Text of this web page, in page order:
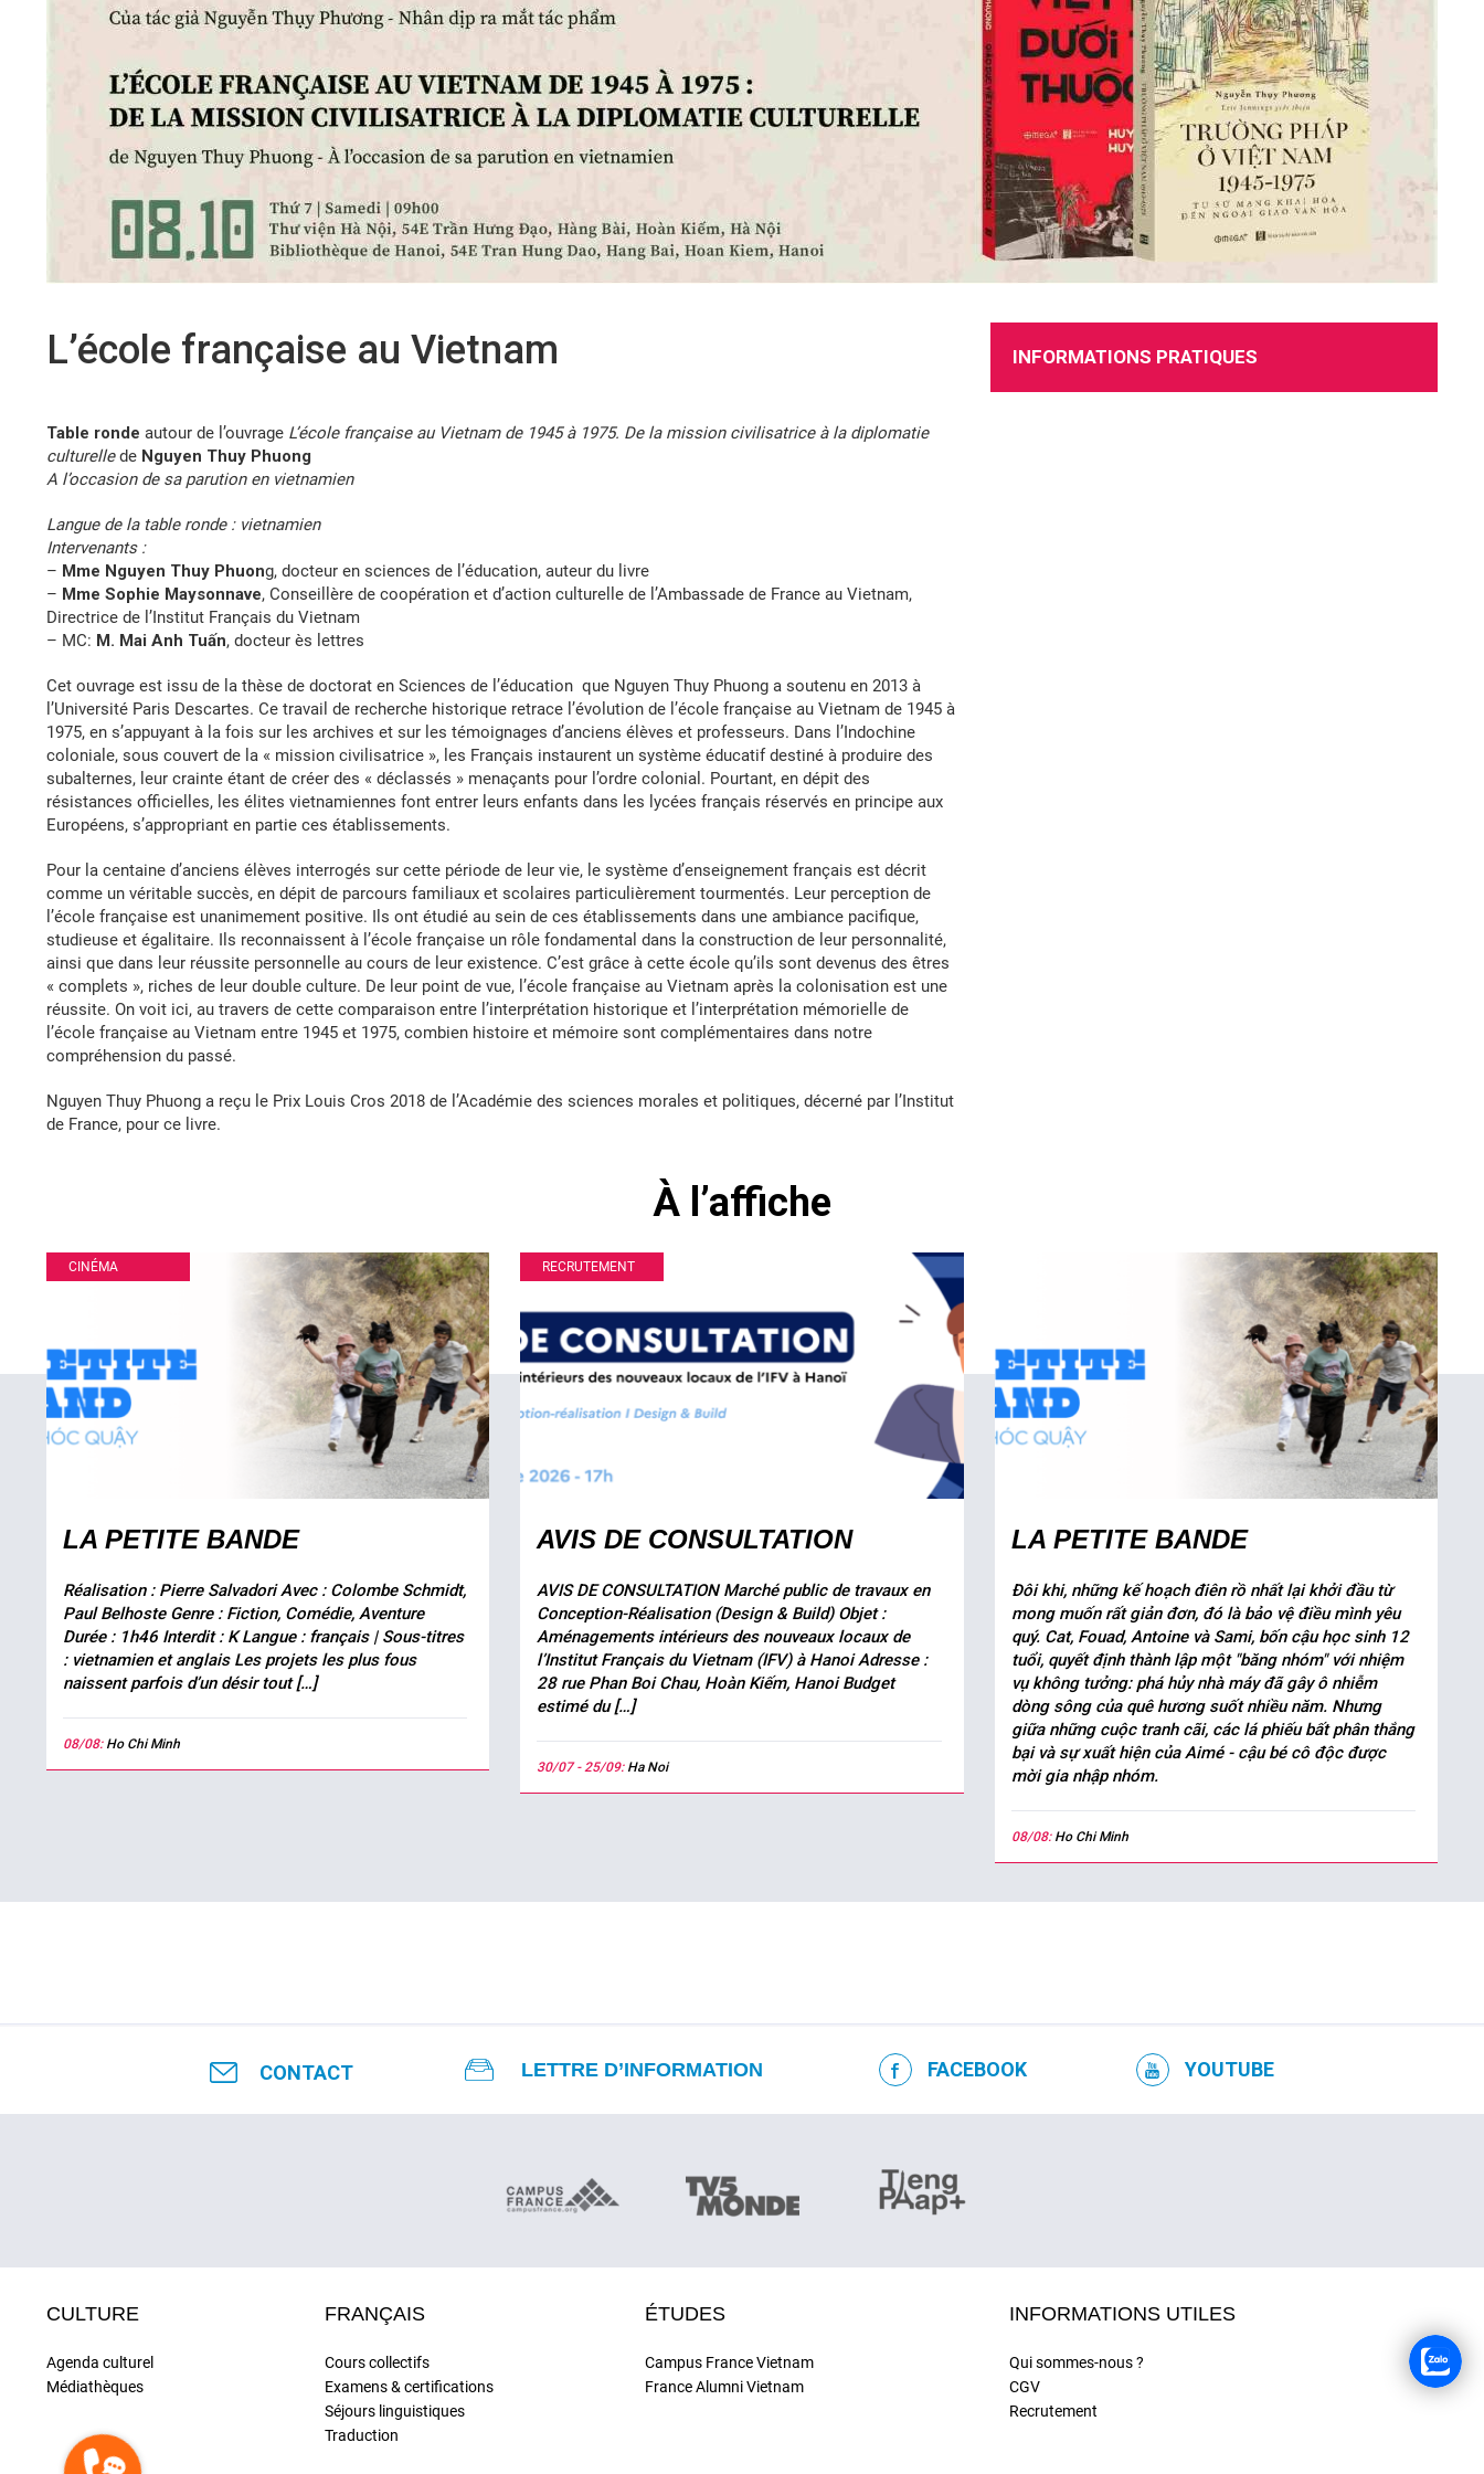
RECRUTEMENT
L’école française au Vietnam
Table ronde autour de l’ouvrage L’école française au Vietnam de 1945 à 1975. De la mission civilisatrice à la diplomatie
culturellede Nguyen Thuy Phuong
A l’occasion de sa parution en vietnamien
Langue de la table ronde : vietnamien
Intervenants :
– Mme Nguyen Thuy Phuong, docteur en sciences de l’éducation, auteur du livre
– Mme Sophie Maysonnave, Conseillère de coopération et d’action culturelle de l’Ambassade de France au Vietnam,
Directrice de l’Institut Français du Vietnam
– MC: M. Mai Anh Tuấn, docteur ès lettres
Cet ouvrage est issu de la thèse de doctorat en Sciences de l’éducation que Nguyen Thuy Phuong a soutenu en 2013 à
l’Université Paris Descartes. Ce travail de recherche historique retrace l’évolution de l’école française au Vietnam de 1945 à
1975, en s’appuyant à la fois sur les archives et sur les témoignages d’anciens élèves et professeurs. Dans l’Indochine
coloniale, sous couvert de la « mission civilisatrice », les Français instaurent un système éducatif destiné à produire des
subalternes, leur crainte étant de créer des « déclassés » menaçants pour l’ordre colonial. Pourtant, en dépit des
résistances officielles, les élites vietnamiennes font entrer leurs enfants dans les lycées français réservés en principe aux
Européens, s’appropriant en partie ces établissements.
Pour la centaine d’anciens élèves interrogés sur cette période de leur vie, le système d’enseignement français est décrit
comme un véritable succès, en dépit de parcours familiaux et scolaires particulièrement tourmentés. Leur perception de
l’école française est unanimement positive. Ils ont étudié au sein de ces établissements dans une ambiance pacifique,
studieuse et égalitaire. Ils reconnaissent à l’école française un rôle fondamental dans la construction de leur personnalité,
ainsi que dans leur réussite personnelle au cours de leur existence. C’est grâce à cette école qu’ils sont devenus des êtres
« complets », riches de leur double culture. De leur point de vue, l’école française au Vietnam après la colonisation est une
réussite. On voit ici, au travers de cette comparaison entre l’interprétation historique et l’interprétation mémorielle de
l’école française au Vietnam entre 1945 et 1975, combien histoire et mémoire sont complémentaires dans notre
compréhension du passé.
Nguyen Thuy Phuong a reçu le Prix Louis Cros 2018 de l’Académie des sciences morales et politiques, décerné par l’Institut
de France, pour ce livre.
INFORMATIONS PRATIQUES
À l’affiche
CINÉMA
LA PETITE BANDE
Réalisation : Pierre Salvadori Avec : Colombe Schmidt,
Paul Belhoste Genre : Fiction, Comédie, Aventure
Durée : 1h46 Interdit : K Langue : français | Sous-titres
: vietnamien et anglais Les projets les plus fous
naissent parfois d’un désir tout […]
08/08: Ho Chi Minh
RECRUTEMENT
AVIS DE CONSULTATION
AVIS DE CONSULTATION Marché public de travaux en
Conception-Réalisation (Design & Build) Objet :
Aménagements intérieurs des nouveaux locaux de
l’Institut Français du Vietnam (IFV) à Hanoi Adresse :
28 rue Phan Boi Chau, Hoàn Kiếm, Hanoi Budget
estimé du […]
30/07 - 25/09: Ha Noi
LA PETITE BANDE
Đôi khi, những kế hoạch điên rồ nhất lại khởi đầu từ
mong muốn rất giản đơn, đó là bảo vệ điều mình yêu
quý. Cat, Fouad, Antoine và Sami, bốn cậu học sinh 12
tuổi, quyết định thành lập một "băng nhóm" với nhiệm
vụ không tưởng: phá hủy nhà máy đã gây ô nhiễm
dòng sông của quê hương suốt nhiều năm. Nhưng
giữa những cuộc tranh cãi, các lá phiếu bất phân thắng
bại và sự xuất hiện của Aimé - cậu bé cô độc được
mời gia nhập nhóm.
08/08: Ho Chi Minh
CONTACT LETTRE D’INFORMATION FACEBOOK YOUTUBE
CULTURE
Agenda culturel
Médiathèques
FRANÇAIS
Cours collectifs
Examens & certifications
Séjours linguistiques
Traduction
ÉTUDES
Campus France Vietnam
France Alumni Vietnam
INFORMATIONS UTILES
Qui sommes-nous ?
CGV
Recrutement